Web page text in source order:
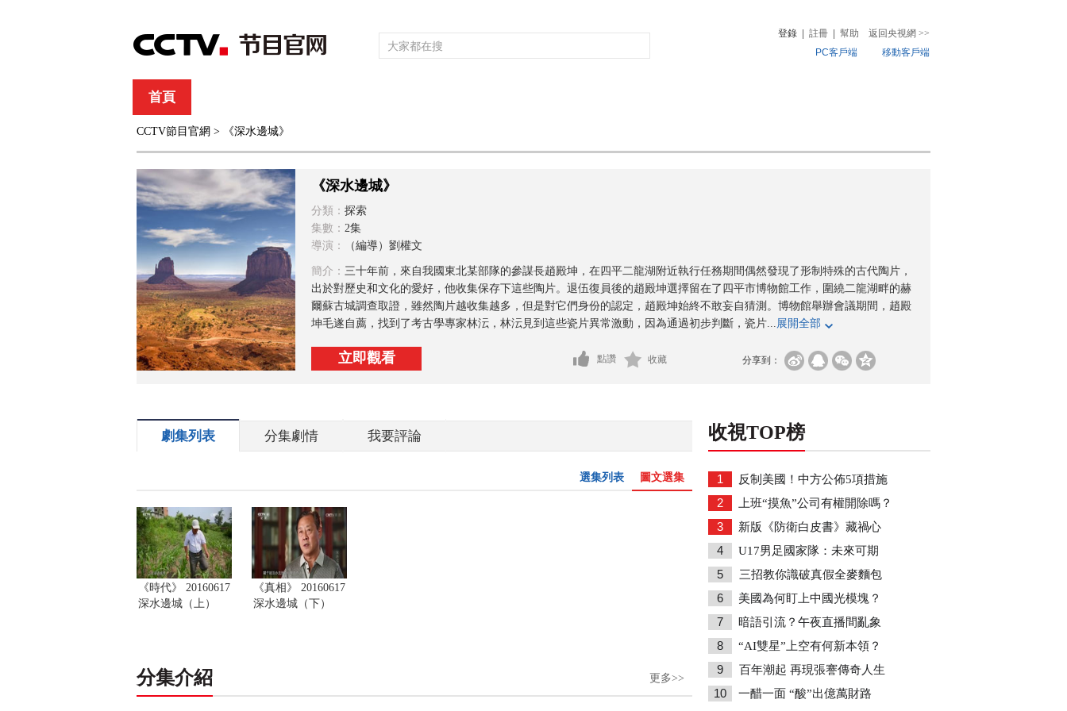
登錄 註冊 幫助 返回央視網 >>
PC客戶端
移動客戶端
首頁
綜合 新聞 財經 綜藝 中文國際
CCTV節目官網 > 《深水邊城》
《深水邊城》
分類： 探索
集數： 2集
導演：
（編導）劉權文
簡介： 三十年前，來自我國東北某部隊的參謀長趙殿坤，在四平二龍湖附近執行任務期間偶然發現了形制特殊的古代陶片，
出於對歷史和文化的愛好，他收集保存下這些陶片。退伍復員後的趙殿坤選擇留在了四平市博物館工作，圍繞二龍湖畔的赫
爾蘇古城調查取證，雖然陶片越收集越多，但是對它們身份的認定，趙殿坤始終不敢妄自猜測。博物館舉辦會議期間，趙殿
坤毛遂自薦，找到了考古學專家林沄，林沄見到這些瓷片異常激動，因為通過初步判斷，瓷片...展開全部
立即觀看 分享到：
點讚 收藏
劇集列表 分集劇情 我要評論
圖文選集
選集列表
《時代》 20160617
深水邊城（上）
《真相》 20160617
深水邊城（下）
分集介紹 更多>>
收視TOP榜
1 反制美國！中方公佈5項措施
2 上班“摸魚”公司有權開除嗎？
3 新版《防衛白皮書》藏禍心
4 U17男足國家隊：未來可期
5 三招教你識破真假全麥麵包
6 美國為何盯上中國光模塊？
7 暗語引流？午夜直播間亂象
8 “AI雙星”上空有何新本領？
9 百年潮起 再現張謇傳奇人生
10 一醋一面 “酸”出億萬財路